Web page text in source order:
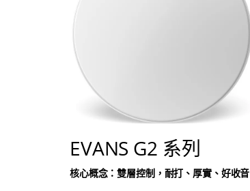
EVANS G2 系列
核心概念：雙層控制，耐打、厚實、好收音